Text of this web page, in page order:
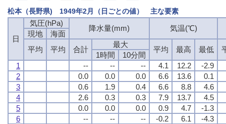
松本（長野県) 1949年2月（日ごとの値） 主な要素
日
気圧(hPa)
降水量(mm) 気温(℃)
現地
海面
平均
平均 合計
最大
平均 最高 最低
1時間
10分間
1
-- -- -- 4.1 12.2
-2.9
2
0.0 0.0 0.0 6.6 13.6
0.1
3
0.6 1.9 0.4 6.6 8.8
4.6
4
2.6 0.3 0.3 7.9 13.7
4.5
5
0.0 0.0 0.0 0.9 4.7
-1.3
6
-- -- -- -0.2 6.1
-4.3